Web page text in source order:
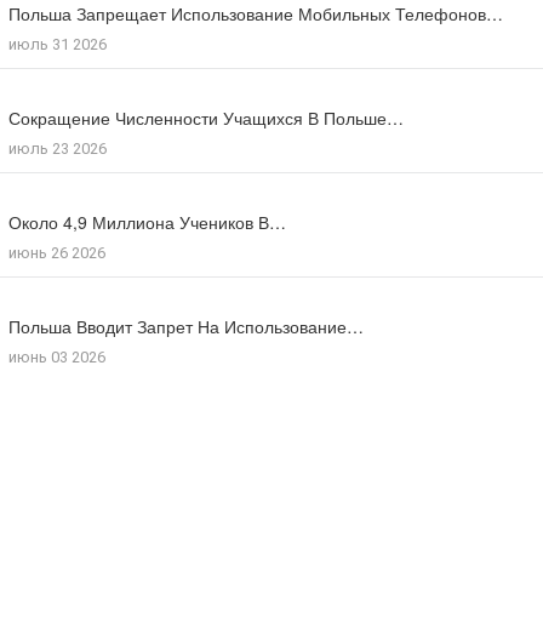
Польша Запрещает Использование Мобильных Телефонов…
июль 31 2026
Сокращение Численности Учащихся В Польше…
июль 23 2026
Около 4,9 Миллиона Учеников В…
июнь 26 2026
Польша Вводит Запрет На Использование…
июнь 03 2026
В Польше Выросла Ожидаемая Продолжительность…
июль 27 2026
Число Зарегистрированных Преступлений На Почве…
июль 17 2026
Большинство Поляков Поддерживают Сокращение Рабочего…
июль 09 2026
Число Иностранцев, Получивших Польское Гражданство…
мая 18 2026